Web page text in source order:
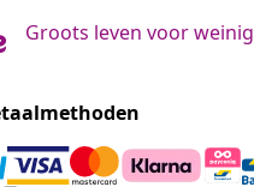
Groots leven voor weinig